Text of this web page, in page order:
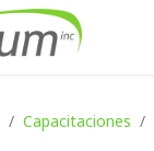
Capacitaciones